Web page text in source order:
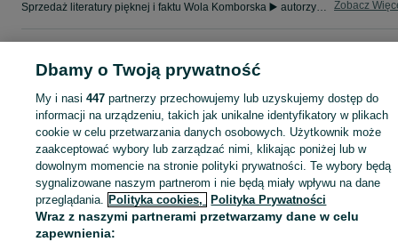
Sprzedaż literatury pięknej i faktu Wola Komborska ▶️ autorzy polscy i zagraniczni ✅ Nowe i używane w super cenach ✌ Kupuj i sprzedawaj z zyskiem na OLX.pl! Zobacz
Mapa miejscowości
Mapa ministron
Popularne wyszukiwania
Dbamy o Twoją prywatność
My i nasi447 partnerzy przechowujemy lub uzyskujemy dostęp do
informacji na urządzeniu, takich jak unikalne identyfikatory w plikach
cookie w celu przetwarzania danych osobowych. Użytkownik może
zaakceptować wybory lub zarządzać nimi, klikając poniżej lub w
dowolnym momencie na stronie polityki prywatności. Te wybory będą
sygnalizowane naszym partnerom i nie będą miały wpływu na dane
przeglądania. Polityka cookies, Polityka Prywatności
Wraz z naszymi partnerami przetwarzamy dane w celu
zapewnienia: